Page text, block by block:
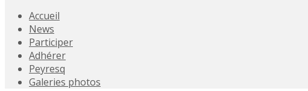
Accueil
News
Participer
Adhérer
Peyresq
Galeries photos